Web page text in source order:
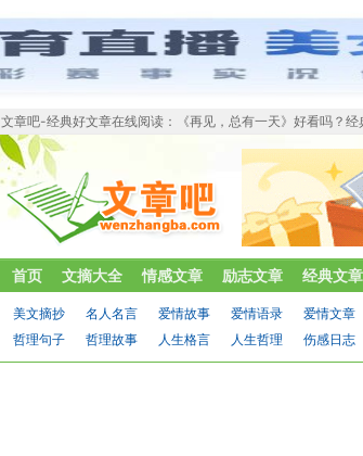
文章吧-经典好文章在线阅读：《再见，总有一天》好看吗？经
首页 文摘大全 情感文章 励志文章 经典文章
美文摘抄 名人名言 爱情故事 爱情语录 爱情文章
哲理句子
哲理故事 人生格言 人生哲理 伤感日志